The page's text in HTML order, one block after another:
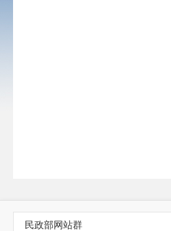
民政部网站群